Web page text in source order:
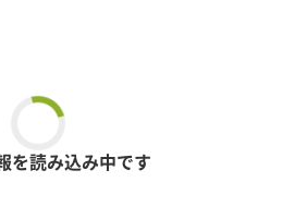
を読み込み中です